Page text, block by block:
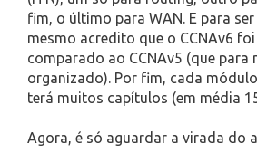
fim, o último para WAN. E para
mesmo acredito que o CCNAv6
comparado ao CCNAv5 (que para
organizado). Por fim, cada
terá muitos capítulos (em média
Agora, é só aguardar a virada do